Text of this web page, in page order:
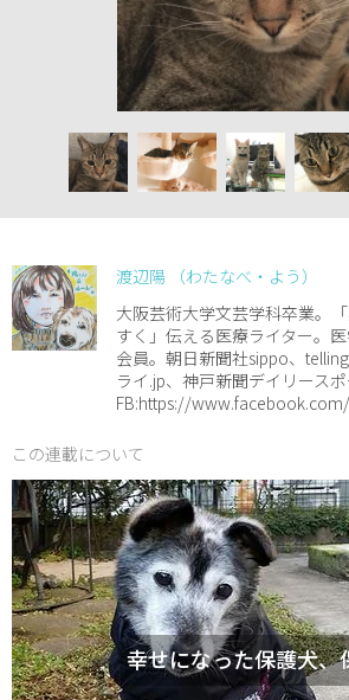
渡辺陽 （わたなべ・よう）
大阪芸術大学文芸学科卒業。
すく」伝える医療ライター。
会員。朝日新聞社sippo、
ライ.jp、神戸新聞デイリースポ
FB:https://
この連載について
幸せになった保護犬、